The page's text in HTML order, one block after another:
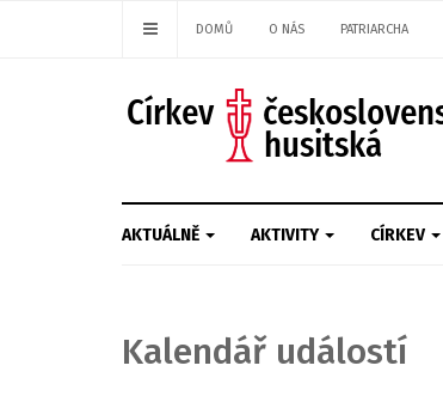
DOMŮ O NÁS PATRIARCHA
AKTUÁLNĚ AKTIVITY CÍRKEV
Kalendář událostí